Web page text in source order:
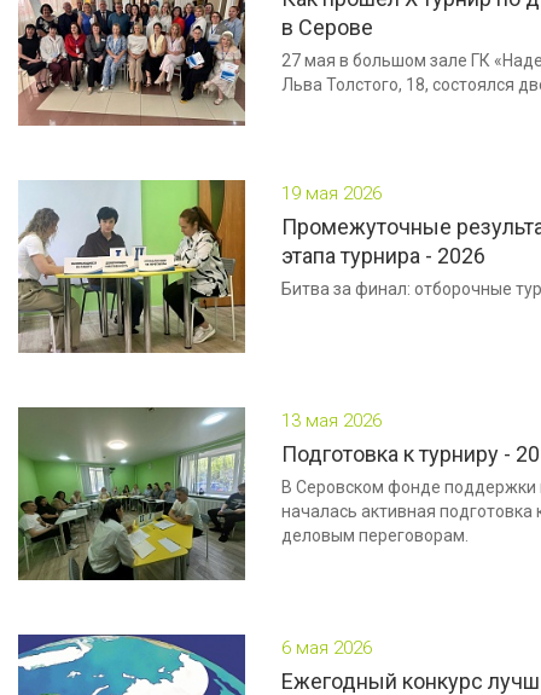
в Серове
27 мая в большом зале ГК
Льва Толстого, 18, состоялся
19 мая 2026
Промежуточные
этапа турнира - 2026
Битва за финал: отборочные
13 мая 2026
Подготовка к турниру -
В Серовском фонде поддержки
началась активная
деловым переговорам.
6 мая 2026
Ежегодный конкурс